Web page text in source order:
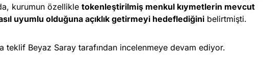
kurumun özellikle tokenleştirilmiş menkul kıymetlerin mevcut
uyumlu olduğuna açıklık getirmeyi hedeflediğini belirtmişti.
teklif Beyaz Saray tarafından incelenmeye devam ediyor.